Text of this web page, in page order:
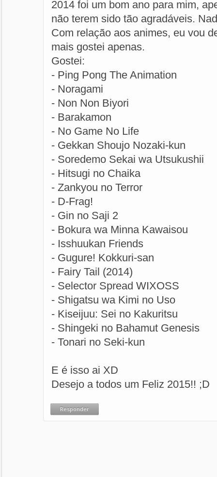
2014 foi um bom ano para mim,
não terem sido tão agradáveis.
Com relação aos animes, eu vou
mais gostei apenas.
Gostei:
- Ping Pong The Animation
- Noragami
- Non Non Biyori
- Barakamon
- No Game No Life
- Gekkan Shoujo Nozaki-kun
- Soredemo Sekai wa Utsukushii
- Hitsugi no Chaika
- Zankyou no Terror
- D-Frag!
- Gin no Saji 2
- Bokura wa Minna Kawaisou
- Isshuukan Friends
- Gugure! Kokkuri-san
- Fairy Tail (2014)
- Selector Spread WIXOSS
- Shigatsu wa Kimi no Uso
- Kiseijuu: Sei no Kakuritsu
- Shingeki no Bahamut Genesis
- Tonari no Seki-kun
E é isso ai XD
Desejo a todos um Feliz 2015!! ;D
Responder